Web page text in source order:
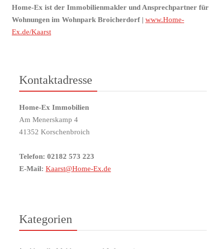
Home-Ex ist der Immobilienmakler und Ansprechpartner für
Wohnungen im Wohnpark Broicherdorf | www.Home-
Ex.de/Kaarst
Kontaktadresse
Home-Ex Immobilien
Am Menerskamp 4
41352 Korschenbroich
Telefon: 02182 573 223
E-Mail: Kaarst@Home-Ex.de
Kategorien